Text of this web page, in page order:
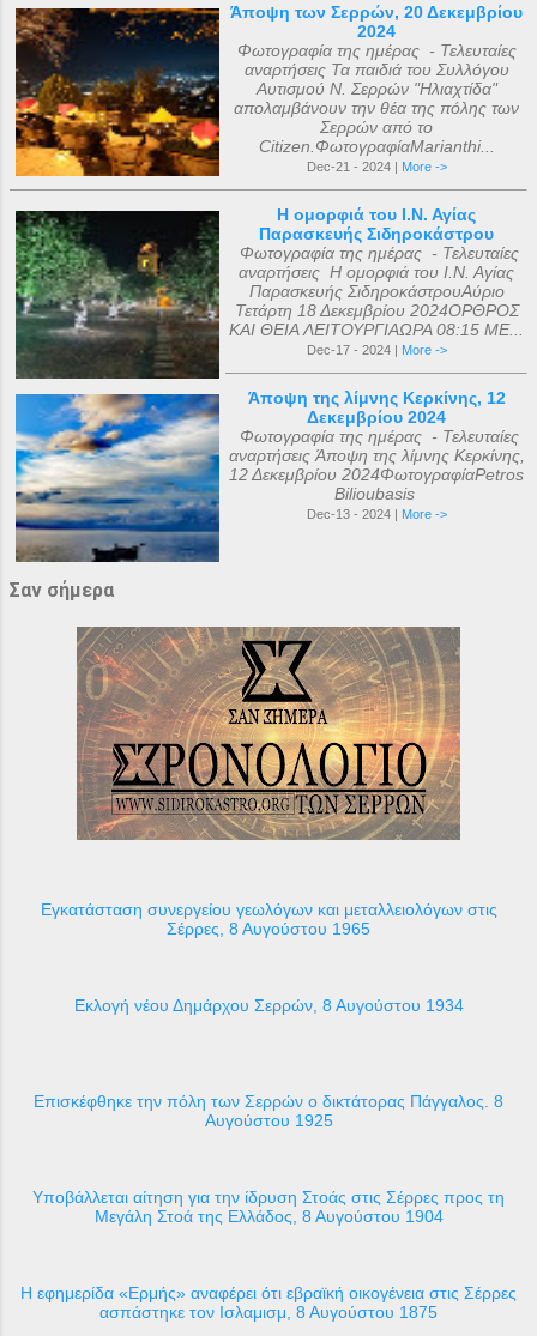
Άποψη των Σερρών, 20 Δεκεμβρίου
2024
Φωτογραφία της ημέρας - Τελευταίες
αναρτήσεις Τα παιδιά του Συλλόγου
Αυτισμού Ν. Σερρών "Ηλιαχτίδα"
απολαμβάνουν την θέα της πόλης των
Σερρών από το
Citizen.ΦωτογραφίαMarianthi...
Dec-21 - 2024 | More ->
Η ομορφιά του Ι.Ν. Αγίας
Παρασκευής Σιδηροκάστρου
Φωτογραφία της ημέρας - Τελευταίες
αναρτήσεις Η ομορφιά του Ι.Ν. Αγίας
Παρασκευής ΣιδηροκάστρουΑύριο
Τετάρτη 18 Δεκεμβρίου 2024ΟΡΘΡΟΣ
ΚΑΙ ΘΕΙΑ ΛΕΙΤΟΥΡΓΙΑΩΡΑ 08:15 ΜΕ...
Dec-17 - 2024 | More ->
Άποψη της λίμνης Κερκίνης, 12
Δεκεμβρίου 2024
Φωτογραφία της ημέρας - Τελευταίες
αναρτήσεις Άποψη της λίμνης Κερκίνης,
12 Δεκεμβρίου 2024ΦωτογραφίαPetros
Bilioubasis
Dec-13 - 2024 | More ->
Σαν σήμερα
Εγκατάσταση συνεργείου γεωλόγων και μεταλλειολόγων στις
Σέρρες, 8 Αυγούστου 1965
Εκλογή νέου Δημάρχου Σερρών, 8 Αυγούστου 1934
Επισκέφθηκε την πόλη των Σερρών ο δικτάτορας Πάγγαλος. 8
Αυγούστου 1925
Υποβάλλεται αίτηση για την ίδρυση Στοάς στις Σέρρες προς τη
Μεγάλη Στοά της Ελλάδος, 8 Αυγούστου 1904
H εφημερίδα «Ερμής» αναφέρει ότι εβραϊκή οικογένεια στις Σέρρες
ασπάστηκε τον Ισλαμισμ, 8 Αυγούστου 1875